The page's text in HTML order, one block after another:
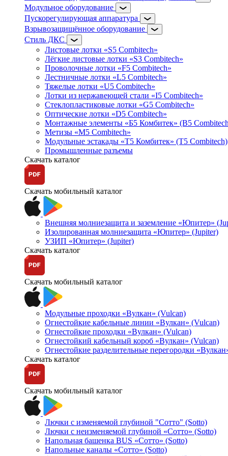
Модульное оборудование
Пускорегулирующая аппаратура
Взрывозащищённое оборудование
Стиль ДКС
Листовые лотки «S5 Combitech»
Лёгкие листовые лотки «S3 Combitech»
Проволочные лотки «F5 Combitech»
Лестничные лотки «L5 Combitech»
Тяжелые лотки «U5 Combitech»
Лотки из нержавеющей стали «I5 Combitech»
Стеклопластиковые лотки «G5 Combitech»
Оптические лотки «D5 Combitech»
Монтажные элементы «Б5 Комбитек» (B5
Метизы «M5 Combitech»
Модульные эстакады «Т5 Комбитек» (T5 Combitech)
Промышленные разъемы
Скачать каталог
Скачать мобильный каталог
Внешняя молниезащита и заземление «Юпитер»
Изолированная молниезащита «Юпитер» (Jupiter)
УЗИП «Юпитер» (Jupiter)
Скачать каталог
Скачать мобильный каталог
Модульные проходки «Вулкан» (Vulcan)
Огнестойкие кабельные линии «Вулкан» (Vulcan)
Огнестойкие проходки «Вулкан» (Vulcan)
Огнестойкий кабельный короб «Вулкан» (Vulcan)
Огнестойкие разделительные перегородки
Скачать каталог
Скачать мобильный каталог
Лючки с изменяемой глубиной "Сотто" (Sotto)
Лючки с неизменяемой глубиной «Сотто» (Sotto)
Напольная башенка BUS «Сотто» (Sotto)
Напольные каналы «Сотто» (Sotto)